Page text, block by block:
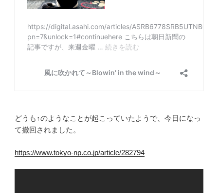
どうも↑のようなことが起こっていたようで、今日になっ
て撤回されました。
https://www.tokyo-np.co.jp/article/282794